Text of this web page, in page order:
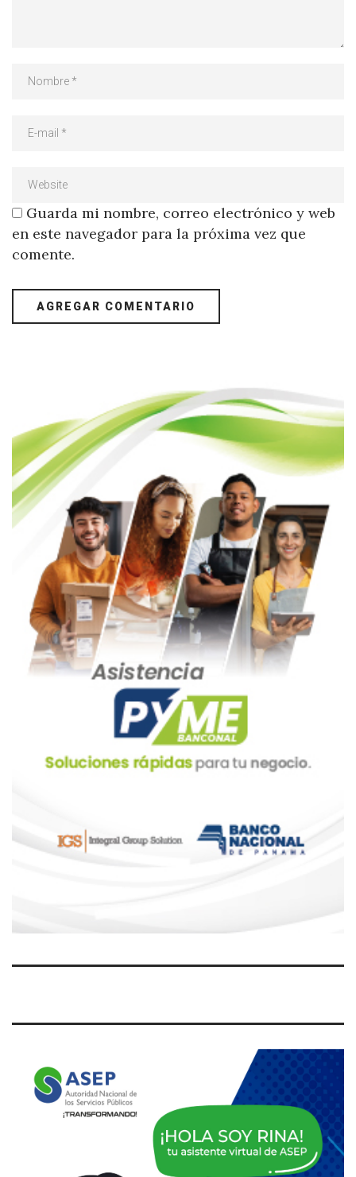
Guarda mi nombre, correo electrónico y web
en este navegador para la próxima vez que
comente.